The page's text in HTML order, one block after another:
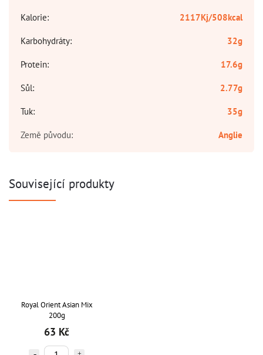
Kalorie:
2117Kj/508kcal
Karbohydráty:
32g
Protein:
17.6g
Sůl:
2.77g
Tuk:
35g
Země původu: Anglie
Související produkty
Royal Orient Asian Mix
200g
63 Kč